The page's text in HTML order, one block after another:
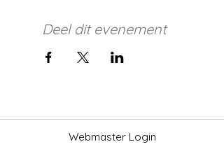
Deel dit evenement
Webmaster Login